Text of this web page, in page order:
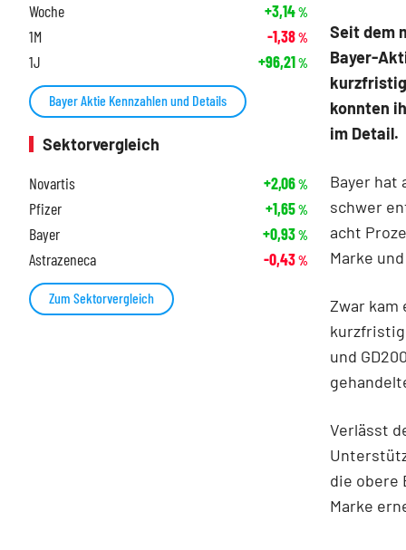
Seit dem
Bayer-
konnten
im Detail.
Bayer hat
schwer
acht
Marke
Zwar kam
und
Verlässt
die obere
Marke
Woche +3,14%
1M -1,38%
1J +96,21%
Bayer Aktie Kennzahlen und Details
Sektorvergleich
Novartis
+2,06%
Pfizer +1,65%
Bayer +0,93%
Astrazeneca -0,43%
Zum Sektorvergleich